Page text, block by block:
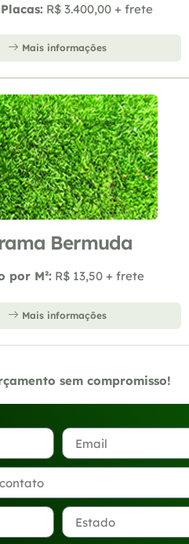
R$ 3.400,00 + frete
Mais informações
Bermuda
por M²: R$ 13,50 + frete
Mais informações
sem compromisso!